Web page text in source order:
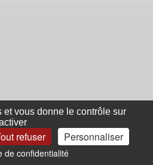
vous donne le contrôle sur
refuser Personnaliser
de confidentialité